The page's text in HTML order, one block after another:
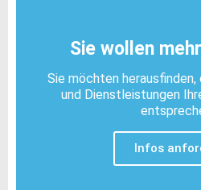
Sie wollen
Sie möchten
und Dienstleistungen
Infos